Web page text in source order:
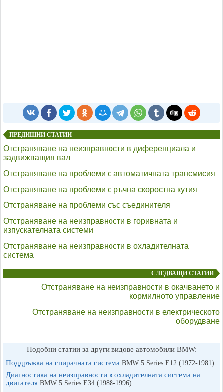
ПРЕДИШНИ СТАТИИ
Отстраняване на неизправности в диференциала и
задвижващия вал
Отстраняване на проблеми с автоматичната трансмисия
Отстраняване на проблеми с ръчна скоростна кутия
Отстраняване на проблеми със съединителя
Отстраняване на неизправности в горивната и
изпускателната системи
Отстраняване на неизправности в охладителната
система
СЛЕДВАЩИ СТАТИИ
Отстраняване на неизправности в окачването и
кормилното управление
Отстраняване на неизправности в електрическото
оборудване
Подобни статии за други видове автомобили BMW:
Поддръжка на спирачната система BMW 5 Series E12 (1972-1981)
Диагностика на неизправности в охладителната система на
двигателя BMW 5 Series E34 (1988-1996)